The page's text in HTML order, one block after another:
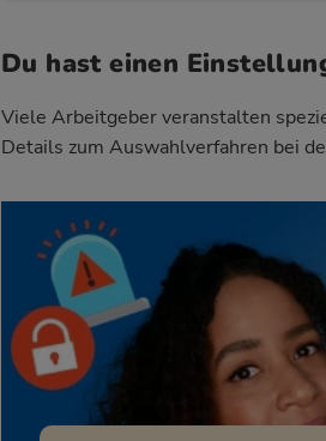
Du hast einen
Viele Arbeitgeber veranstalten
Details zum Auswahlverfahren bei